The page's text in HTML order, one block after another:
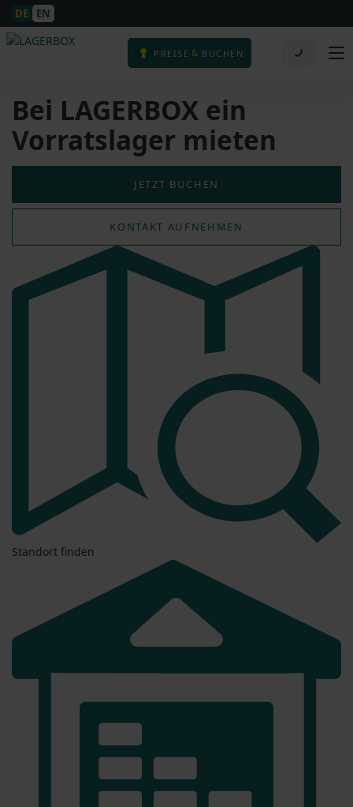
DE EN
PREISE & BUCHEN
Bei LAGERBOX ein
Vorratslager mieten
JETZT BUCHEN
KONTAKT AUFNEHMEN
Standort finden